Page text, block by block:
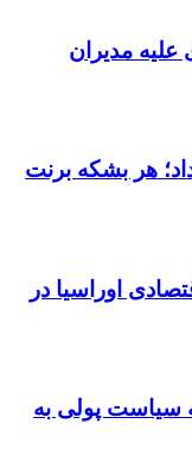
علیه مدیران
نفت امروز ۱۶ مرداد؛ هر بشکه برنت
اوراسیا در
سیاست پولی به